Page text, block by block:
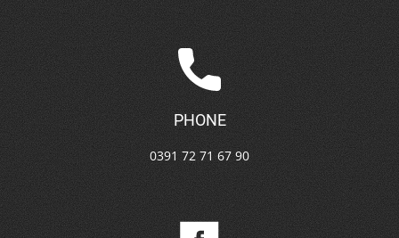
PHONE
0391 72 71 67 90